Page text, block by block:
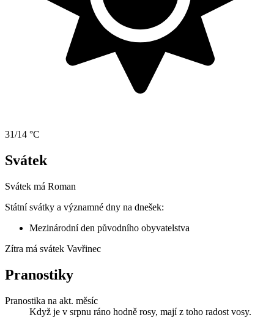
31/14 °C
Svátek
Svátek má Roman
Státní svátky a významné dny na dnešek:
Mezinárodní den původního obyvatelstva
Zítra má svátek Vavřinec
Pranostiky
Pranostika na akt. měsíc
Když je v srpnu ráno hodně rosy, mají z toho radost vosy.